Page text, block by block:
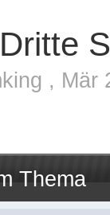
, Mär
Thema